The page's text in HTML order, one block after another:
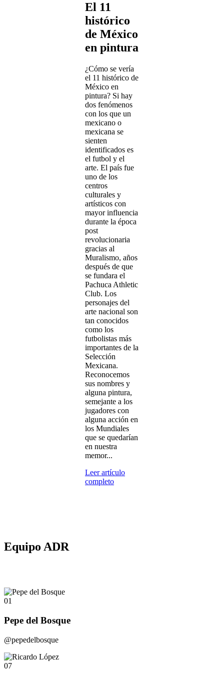
El 11
histórico
de México
en pintura
¿Cómo se vería
el 11 histórico de
México en
pintura? Si hay
dos fenómenos
con los que un
mexicano o
mexicana se
sienten
identificados es
el futbol y el
arte. El país fue
uno de los
centros
culturales y
artísticos con
mayor influencia
durante la época
post
revolucionaria
gracias al
Muralismo, años
después de que
se fundara el
Pachuca Athletic
Club. Los
personajes del
arte nacional son
tan conocidos
como los
futbolistas más
importantes de la
Selección
Mexicana.
Reconocemos
sus nombres y
alguna pintura,
semejante a los
jugadores con
alguna acción en
los Mundiales
que se quedarían
en nuestra
memor...
Leer artículo
completo
Equipo ADR
01
Pepe del Bosque
@pepedelbosque
07